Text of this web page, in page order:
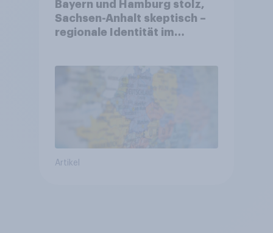
Bayern und Hamburg stolz,
Sachsen-Anhalt skeptisch –
regionale Identität im
Artikel